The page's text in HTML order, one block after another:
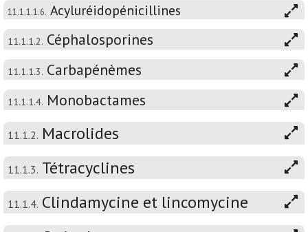
11.1.1.1.6. Acyluréidopénicillines
11.1.1.2. Céphalosporines
11.1.1.3. Carbapénèmes
11.1.1.4. Monobactames
11.1.2. Macrolides
11.1.3. Tétracyclines
11.1.4. Clindamycine et lincomycine